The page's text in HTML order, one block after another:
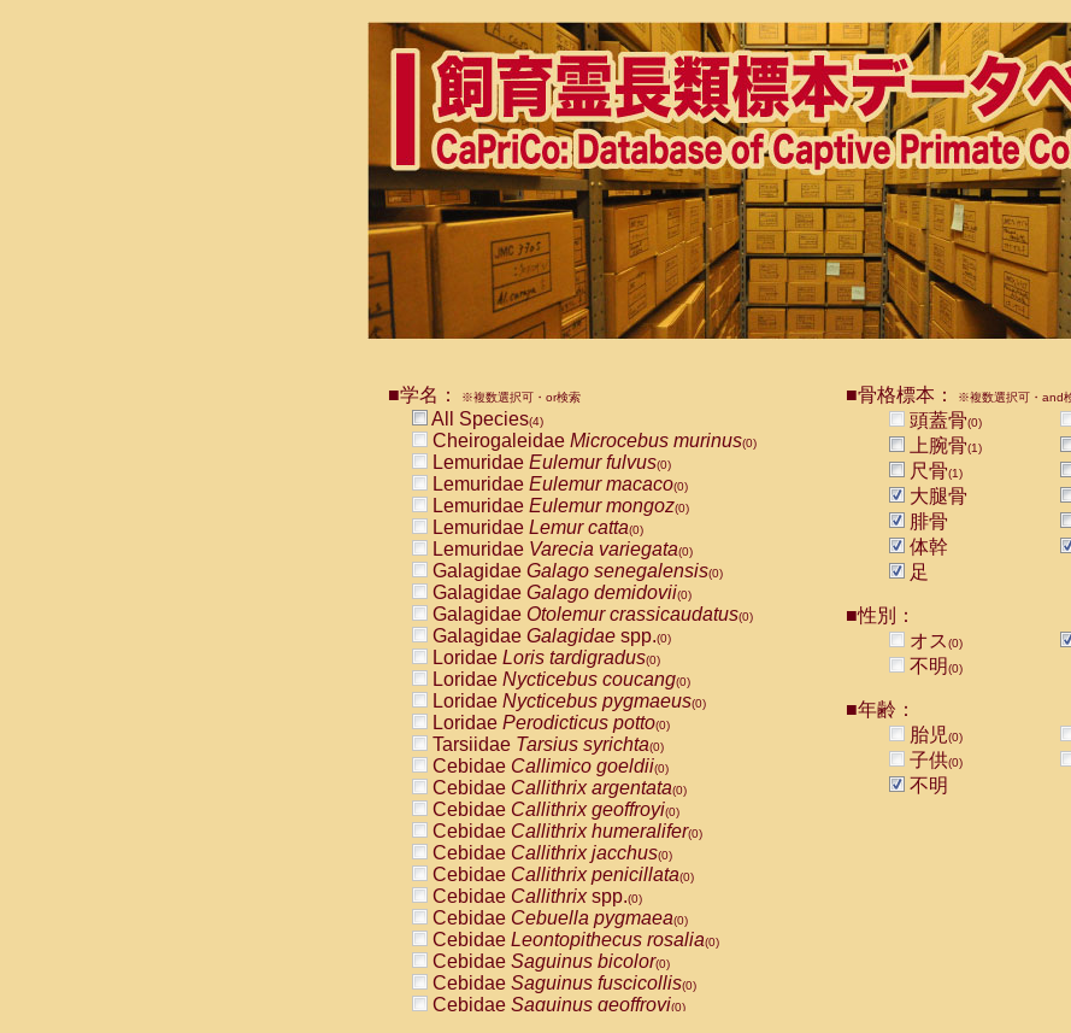
■学名： ※複数選択可・or検索
All Species(4)
Cheirogaleidae Microcebus murinus(0)
Lemuridae Eulemur fulvus(0)
Lemuridae Eulemur macaco(0)
Lemuridae Eulemur mongoz(0)
Lemuridae Lemur catta(0)
Lemuridae Varecia variegata(0)
Galagidae Galago senegalensis(0)
Galagidae Galago demidovii(0)
Galagidae Otolemur crassicaudatus(0)
Galagidae Galagidae spp.(0)
Loridae Loris tardigradus(0)
Loridae Nycticebus coucang(0)
Loridae Nycticebus pygmaeus(0)
Loridae Perodicticus potto(0)
Tarsiidae Tarsius syrichta(0)
Cebidae Callimico goeldii(0)
Cebidae Callithrix argentata(0)
Cebidae Callithrix geoffroyi(0)
Cebidae Callithrix humeralifer(0)
Cebidae Callithrix jacchus(0)
Cebidae Callithrix penicillata(0)
Cebidae Callithrixspp.(0)
Cebidae Cebuella pygmaea(0)
Cebidae Leontopithecus rosalia(0)
Cebidae Saguinus bicolor(0)
Cebidae Saguinus fuscicollis(0)
Cebidae Saguinus geoffroyi(0)
■骨格標本： ※複数選択可・and
頭蓋骨(0)
上腕骨(1)
尺骨(1)
大腿骨
腓骨
体幹
足
■性別：
オス(0)
不明(0)
■年齢：
胎児(0)
子供(0)
不明